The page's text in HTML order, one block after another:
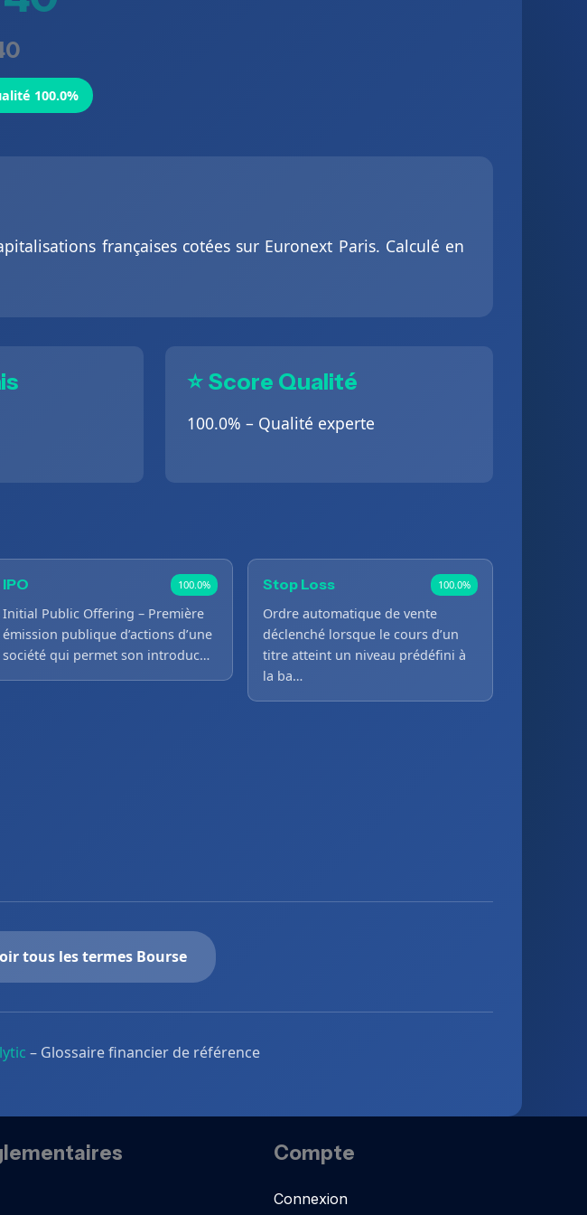
100.0%
françaises cotées sur Euronext Paris. Calculé en
⭐ Score Qualité
100.0% – Qualité experte
IPO 100.0%
Initial Public Offering – Première
émission publique d’actions d’une
société qui permet son introduc…
Stop Loss 100.0%
Ordre automatique de vente
déclenché lorsque le cours d’un
titre atteint un niveau prédéfini à
la ba…
tous les termes Bourse
– Glossaire financier de référence
Compte
Connexion